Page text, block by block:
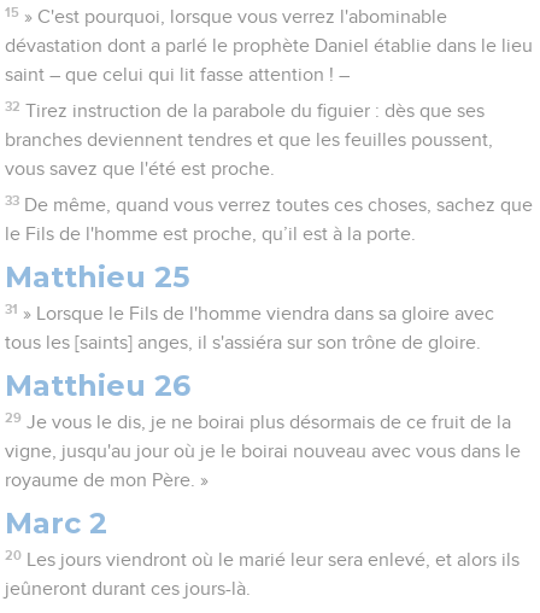
15 » C'est pourquoi, lorsque vous verrez l'abominable
dévastation dont a parlé le prophète Daniel établie dans le lieu
saint – que celui qui lit fasse attention ! –
32 Tirez instruction de la parabole du figuier : dès que ses
branches deviennent tendres et que les feuilles poussent,
vous savez que l'été est proche.
33 De même, quand vous verrez toutes ces choses, sachez que
le Fils de l'homme est proche, qu’il est à la porte.
Matthieu 25
31 » Lorsque le Fils de l'homme viendra dans sa gloire avec
tous les [saints] anges, il s'assiéra sur son trône de gloire.
Matthieu 26
29 Je vous le dis, je ne boirai plus désormais de ce fruit de la
vigne, jusqu'au jour où je le boirai nouveau avec vous dans le
royaume de mon Père. »
Marc 2
20
Les jours viendront où le marié leur sera enlevé, et alors ils
jeûneront durant ces jours-là.